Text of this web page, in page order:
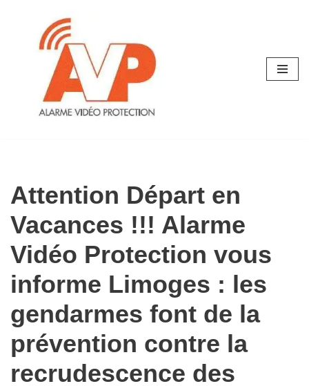
Attention Départ en
Vacances !!! Alarme
Vidéo Protection vous
informe Limoges : les
gendarmes font de la
prévention contre la
recrudescence des